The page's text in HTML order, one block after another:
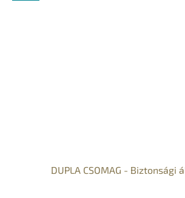
DUPLA CSOMAG - Biztonsági